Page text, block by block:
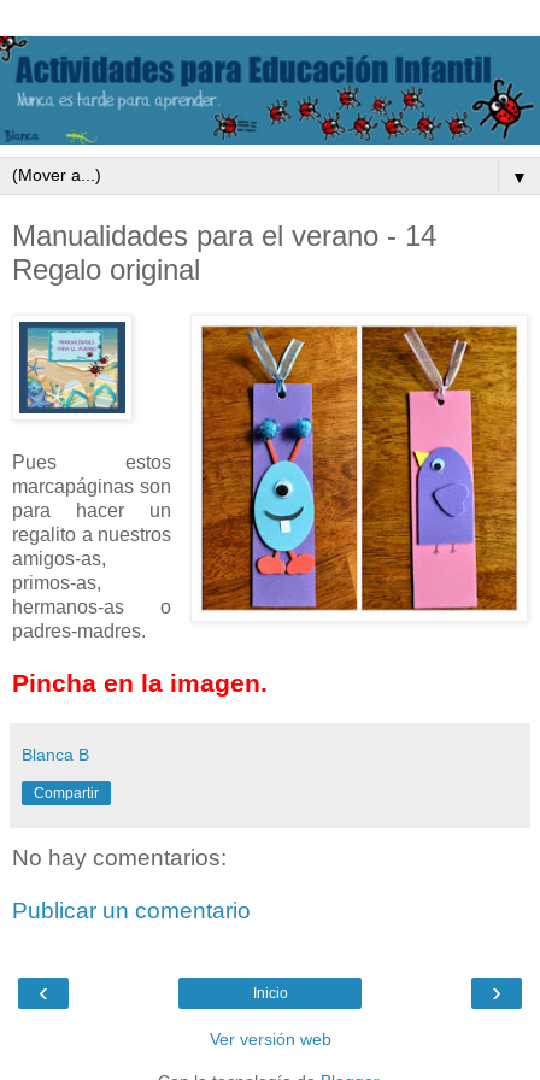
▼
Manualidades para el verano - 14
Regalo original
Pues estos
marcapáginas son
para hacer un
regalito a nuestros
amigos-as,
primos-as,
hermanos-as o
padres-madres.
Pincha en la imagen.
Blanca B
Compartir
No hay comentarios:
Publicar un comentario
‹ ›
Inicio
Ver versión web